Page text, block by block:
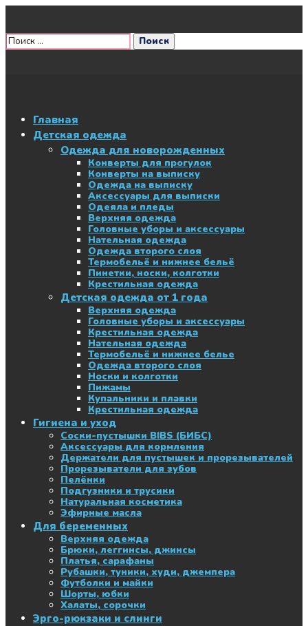
Главная
Детская одежда
Одежда для новорожденных
Конверты для прогулок
Конверты на выписку
Одежда на выписку
Аксессуары для выписки
Одеяла и пледы
Верхняя одежда
Головные уборы и аксессуары
Нательная одежда
Одежда второго слоя
Термобельё и нижнее бельё
Пинетки, носки, колготки
Крестильная одежда
Детская одежда от 1 года
Верхняя одежда
Головные уборы и аксессуары
Крестильная одежда
Нательная одежда
Термобельё и нижнее белье
Одежда второго слоя
Носки и колготки
Пижамы
Купальники и плавки
Крестильная одежда
Гигиена и уход
Соски-пустышки BIBS (БИБС)
Аксессуары для кормления
Держатели для пустышек и прорезывателей
Прорезыватели для зубов
Пелёнки
Подгузники и трусики
Натуральная косметика
Эфирные масла
Для беременных
Верхняя одежда
Брюки, леггинсы, джинсы
Платья, сарафаны
Рубашки, туники, худи, джемпера
Футболки и майки
Шорты, юбки
Халаты, сорочки
Эрго-рюкзаки и слинги